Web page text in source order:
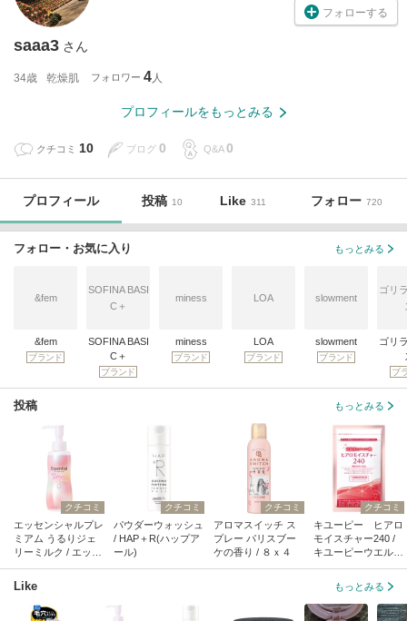
フォローする
saaa3 さん
34歳 乾燥肌 フォロワー 4
プロフィールをもっとみる
クチコミ 10 ブログ 0 Q&A 0
プロフィール 投稿 10 Like 311 フォロー 720
フォロー・お気に入り もっとみる
&fem
&fem
ブランド
SOFINA BASI
C＋
SOFINA BASI
C＋
ブランド
miness
miness
ブランド
LOA
LOA
ブランド
slowment
slowment
ブランド
ゴリ
ゴリ
ブ
投稿 もっとみる
クチコミ
エッセンシャルプレ
ミアム うるりジェ
リーミルク / エッセ
クチコミ
パウダーウォッシュ
/ HAP＋R(ハップア
ール)
クチコミ
アロマスイッチ ス
プレー パリスブー
ケの香り / ８ｘ４
クチコミ
キユーピー ヒアロ
モイスチャー240 /
キユーピーウエルネ
Like もっとみる